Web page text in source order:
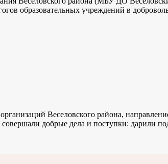
образовательных учреждений в
Веселовского района,
добрые дела и поступки: дарили